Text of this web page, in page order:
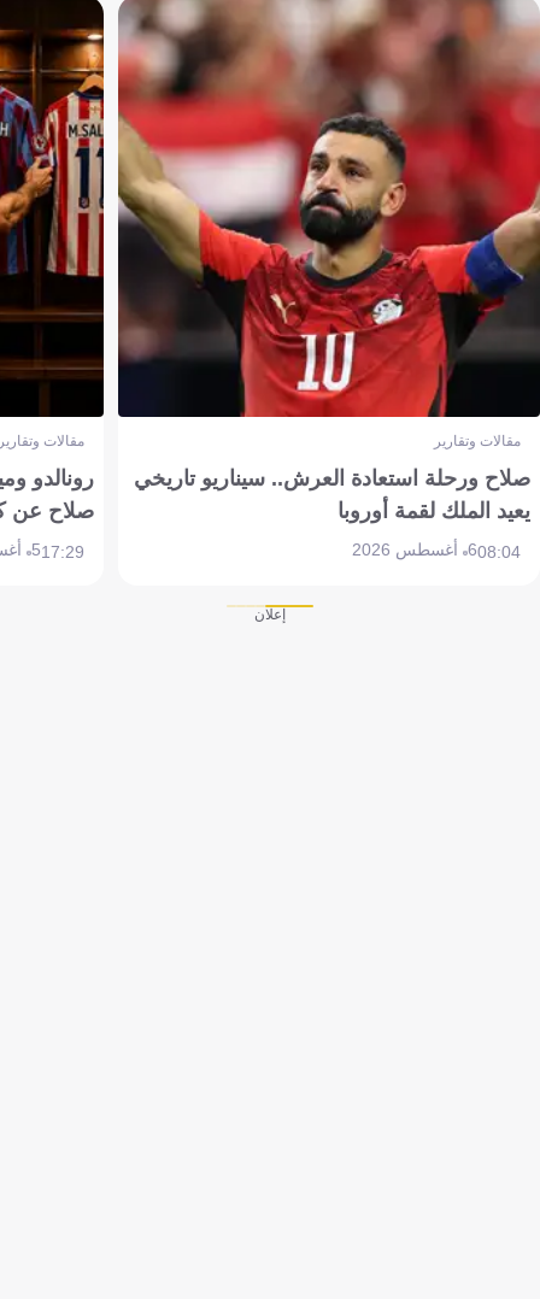
مقالات وتقارير
صلاح ورحلة استعادة العرش.. سيناريو تاريخي
يعيد الملك لقمة أوروبا
08:046 أغسطس 2026
مقالات
رونالدو
صلاح عن
17:295 أغسطس 2026
إعلان